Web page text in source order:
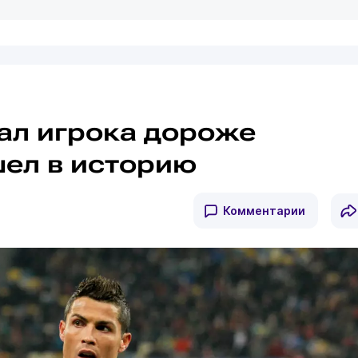
игрока дороже
в историю
Комментарии